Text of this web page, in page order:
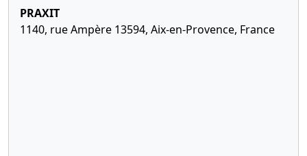
PRAXIT
1140, rue Ampère 13594, Aix-en-Provence, France